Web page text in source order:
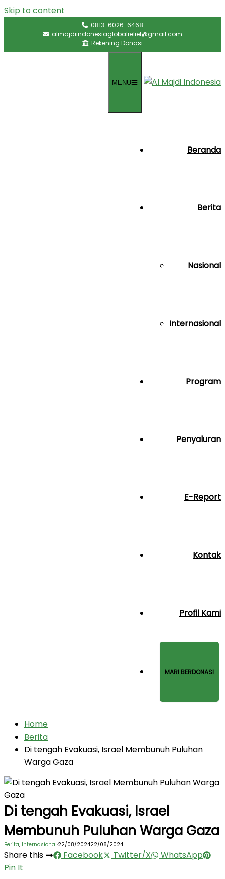
Skip to content
0813-6026-6468
almajdiindonesiaglobalrelief@gmail.com
Rekening Donasi
MENU
Beranda
Berita
Nasional
Internasional
Program
Penyaluran
E-Report
Kontak
Profil Kami
MARI BERDONASI
Home
Berita
Di tengah Evakuasi, Israel Membunuh Puluhan
Warga Gaza
Di tengah Evakuasi, Israel
Membunuh Puluhan Warga Gaza
Berita, Internasional·22/08/202422/08/2024
Share this Facebook Twitter/X
WhatsApp
Pin It